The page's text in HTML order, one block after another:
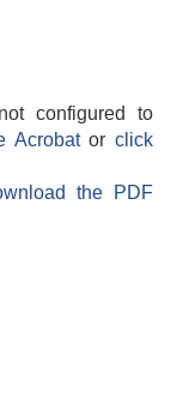
configured to
Acrobatorclick
the PDF